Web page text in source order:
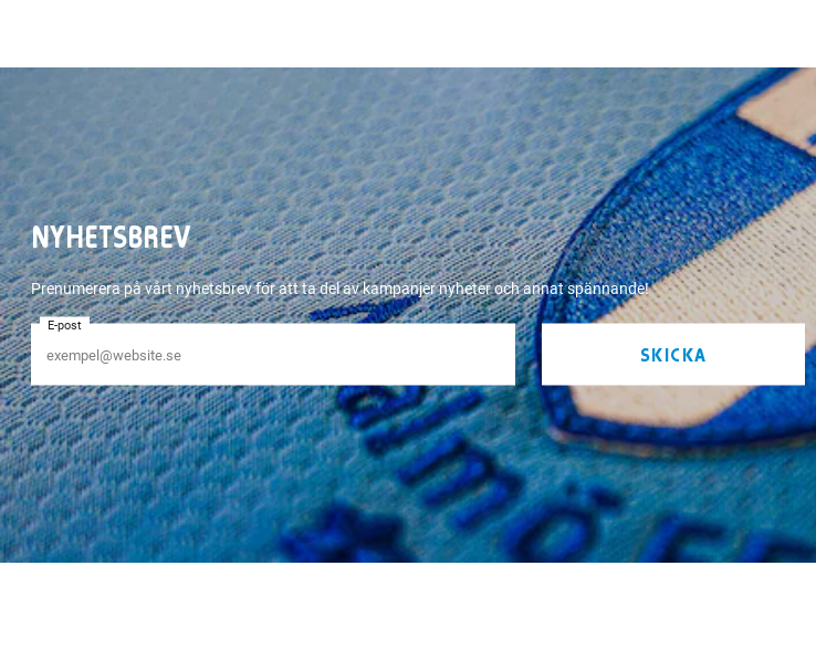
NYHETSBREV
Prenumerera på vårt nyhetsbrev för att ta del av kampanjer nyheter och annat spännande!
E-post
SKICKA